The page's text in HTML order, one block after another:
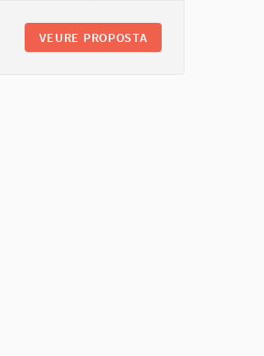
VEURE PROPOSTA